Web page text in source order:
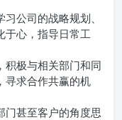
习公司的战略规划、
于心，指导日常工
积极与相关部门和同
寻求合作共赢的机
门甚至客户的角度思